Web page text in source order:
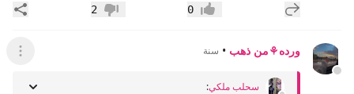
إضافة رد جديد إعجاب0 عدم إعجاب
2
ورده⚘️من ذهب • سنة عرض
سحلب ملكي: